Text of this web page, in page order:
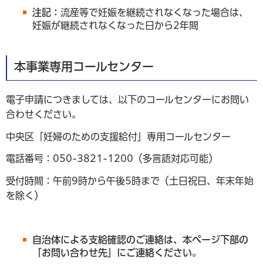
注記： 流産等で妊娠を継続されなくなった場合は、
妊娠が継続されなくなった日から2年間
本事業専用コールセンター
電子申請につきましては、以下のコールセンターにお問い
合わせください。
中央区「妊婦のための支援給付」専用コールセンター
電話番号：050-3821-1200（多言語対応可能）
受付時間：午前9時から午後5時まで（土日祝日、年末年始
を除く）
自治体による支給確認のご連絡は、本ページ下部の
「お問い合わせ先」にご連絡ください。